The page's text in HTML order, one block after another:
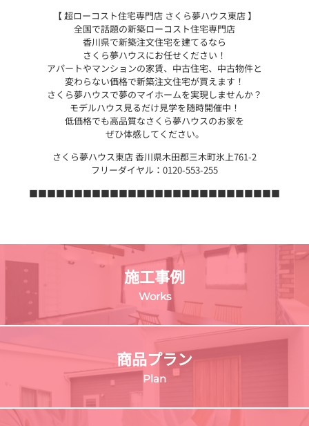
【 超ローコスト住宅専門店 さくら夢ハウス東店 】
全国で話題の新築ローコスト住宅専門店
香川県で新築注文住宅を建てるなら
さくら夢ハウスにお任せください！
アパートやマンションの家賃、中古住宅、中古物件と
変わらない価格で新築注文住宅が買えます！
さくら夢ハウスで夢のマイホームを実現しませんか？
モデルハウス見るだけ見学を随時開催中！
低価格でも高品質なさくら夢ハウスのお家を
ぜひ体感してください。
さくら夢ハウス東店 香川県木田郡三木町氷上761-2
フリーダイヤル：0120-553-255
■■■■■■■■■■■■■■■■■■■■■■■■■■■■
施工事例
Works
商品プラン
Plan